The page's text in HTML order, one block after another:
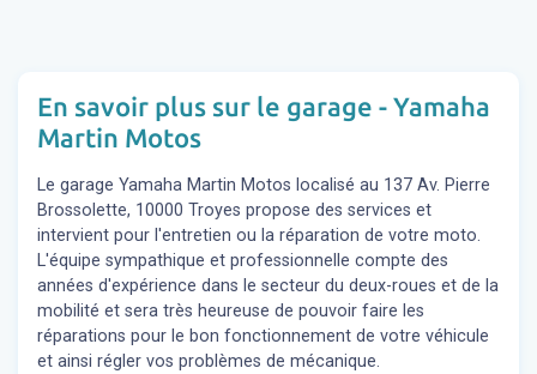
En savoir plus sur le garage - Yamaha
Martin Motos
Le garage Yamaha Martin Motos localisé au 137 Av. Pierre
Brossolette, 10000 Troyes propose des services et
intervient pour l'entretien ou la réparation de votre moto.
L'équipe sympathique et professionnelle compte des
années d'expérience dans le secteur du deux-roues et de la
mobilité et sera très heureuse de pouvoir faire les
réparations pour le bon fonctionnement de votre véhicule
et ainsi régler vos problèmes de mécanique.